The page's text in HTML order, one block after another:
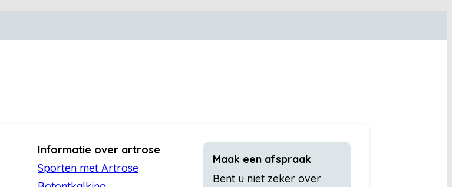
Informatie over artrose
Sporten met Artrose
Maak een afspraak
Bent u niet zeker over